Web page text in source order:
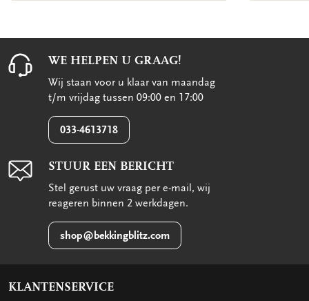
WE HELPEN U GRAAG!
Wij staan voor u klaar van maandag
t/m vrijdag tussen 09:00 en 17:00
033-4613718
STUUR EEN BERICHT
Stel gerust uw vraag per e-mail, wij
reageren binnen 2 werkdagen.
shop@bekkingblitz.com
KLANTENSERVICE